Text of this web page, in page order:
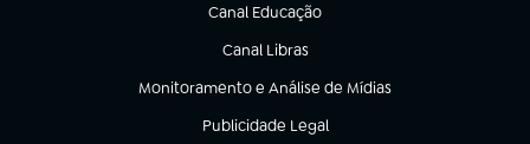
Canal Educação
(abre em nova aba)
Canal Libras
(abre em nova aba)
Monitoramento e Análise de Mídias
(abre em nova aba)
Publicidade Legal
(abre em nova aba)